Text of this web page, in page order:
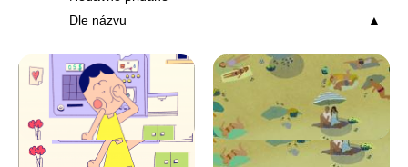
Dle názvu